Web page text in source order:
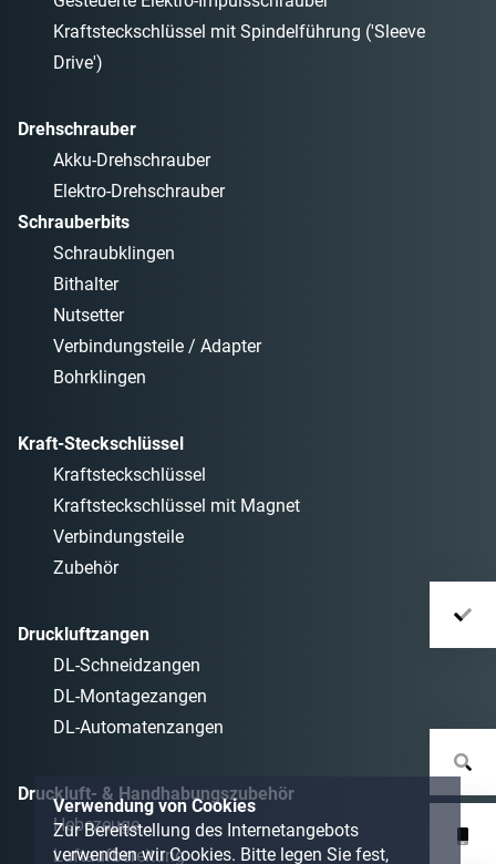
Kraftsteckschlüssel mit Spindelführung ('Sleeve
Drive')
Drehschrauber
Akku-Drehschrauber
Elektro-Drehschrauber
Schrauberbits
Schraubklingen
Bithalter
Nutsetter
Verbindungsteile / Adapter
Bohrklingen
Kraft-Steckschlüssel
Kraftsteckschlüssel
Kraftsteckschlüssel mit Magnet
Verbindungsteile
Zubehör
Druckluftzangen
DL-Schneidzangen
DL-Montagezangen
DL-Automatenzangen
Druckluft- & Handhabungszubehör
Hebezeuge
Luftaufbereitung
Verwendung von Cookies
Zur Bereitstellung des Internetangebots
verwenden wir Cookies. Bitte legen Sie fest,